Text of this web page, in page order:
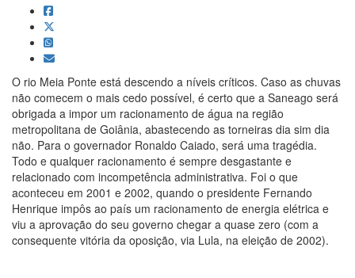
O rio Meia Ponte está descendo a níveis críticos. Caso as chuvas
não comecem o mais cedo possível, é certo que a Saneago será
obrigada a impor um racionamento de água na região
metropolitana de Goiânia, abastecendo as torneiras dia sim dia
não. Para o governador Ronaldo Caiado, será uma tragédia.
Todo e qualquer racionamento é sempre desgastante e
relacionado com incompetência administrativa. Foi o que
aconteceu em 2001 e 2002, quando o presidente Fernando
Henrique impôs ao país um racionamento de energia elétrica e
viu a aprovação do seu governo chegar a quase zero (com a
consequente vitória da oposição, via Lula, na eleição de 2002).